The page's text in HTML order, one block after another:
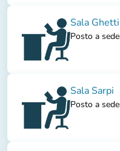
Sala Ghetti
Posto a
Sala Sarpi
Posto a